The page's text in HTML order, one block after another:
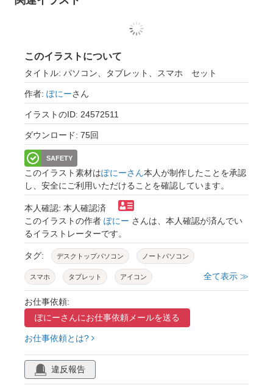
このイラストについて
タイトル: パソコン、タブレット、スマホ セット
作者: ぽにーさん
イラストのID: 24572511
ダウンロード: 75回
SAFETY
このイラスト素材はぽにーさん本人が制作したことを承認
し、安全にご利用いただけることを確認しています。
本人確認: 本人確認済
このイラストの作者 ぽにー さんは、本人確認が済んでい
るイラストレーターです。
タグ: デスクトップパソコン ノートパソコン
スマホ タブレット アイコン
シルエット
pc ビジネス モック 端末
モノクロ セット
モノトーン ディスプレイ
グレー 画面
全て表示 ≫
お仕事依頼:
ぽにーさんにお仕事依頼メールを送る
お仕事依頼とは?
違反報告